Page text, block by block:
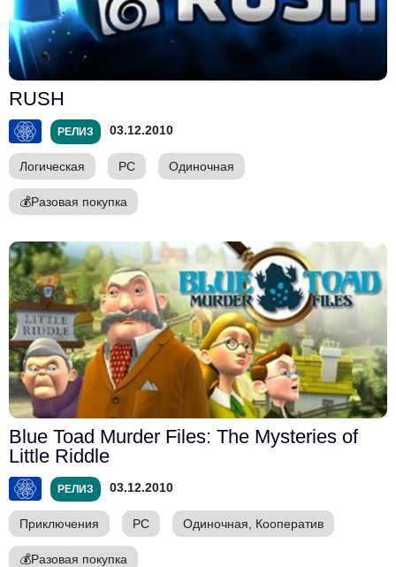
RUSH
РЕЛИЗ 03.12.2010
Логическая PC Одиночная
💰Разовая покупка
Blue Toad Murder Files: The Mysteries of
Little Riddle
РЕЛИЗ 03.12.2010
Приключения PC Одиночная, Кооператив
💰Разовая покупка